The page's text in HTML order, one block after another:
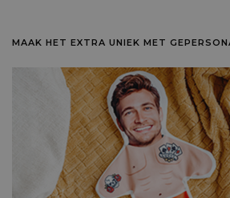
MAAK HET EXTRA UNIEK MET